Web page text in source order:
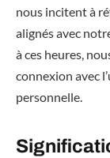
nous incitent à
alignés avec
à ces heures,
connexion avec
personnelle.